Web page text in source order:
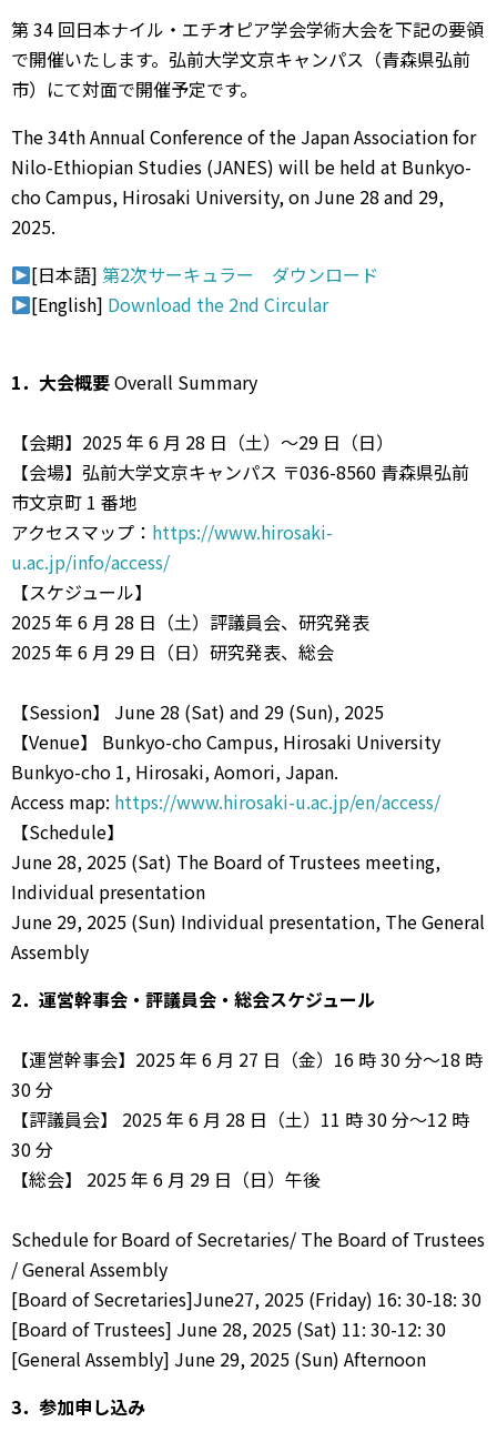
第 34 回⽇本ナイル・エチオピア学会学術⼤会を下記の要領
で開催いたします。弘前⼤学⽂京キャンパス（⻘森県弘前
市）にて対⾯で開催予定です。
The 34th Annual Conference of the Japan Association for
Nilo-Ethiopian Studies (JANES) will be held at Bunkyo-
cho Campus, Hirosaki University, on June 28 and 29,
2025.
[日本語]第2次サーキュラー ダウンロード
[English] Download the 2nd Circular
1．⼤会概要Overall Summary
【会期】2025 年 6 ⽉ 28 ⽇（⼟）〜29 ⽇（⽇）
【会場】弘前⼤学⽂京キャンパス 〒036-8560 ⻘森県弘前
市⽂京町 1 番地
アクセスマップ： https://www.hirosaki-
u.ac.jp/info/access/
【スケジュール】
2025 年 6 ⽉ 28 ⽇（⼟）評議員会、研究発表
2025 年 6 ⽉ 29 ⽇（⽇）研究発表、総会
【Session】 June 28 (Sat) and 29 (Sun), 2025
【Venue】 Bunkyo-cho Campus, Hirosaki University
Bunkyo-cho 1, Hirosaki, Aomori, Japan.
Access map: https://www.hirosaki-u.ac.jp/en/access/
【Schedule】
June 28, 2025 (Sat) The Board of Trustees meeting,
Individual presentation
June 29, 2025 (Sun) Individual presentation, The General
Assembly
2．運営幹事会・評議員会・総会スケジュール
【運営幹事会】2025 年 6 ⽉ 27 ⽇（⾦）16 時 30 分〜18 時
30 分
【評議員会】 2025 年 6 ⽉ 28 ⽇（⼟）11 時 30 分〜12 時
30 分
【総会】 2025 年 6 ⽉ 29 ⽇（⽇）午後
Schedule for Board of Secretaries/ The Board of Trustees
/ General Assembly
[Board of Secretaries]June27, 2025 (Friday) 16: 30-18: 30
[Board of Trustees] June 28, 2025 (Sat) 11: 30-12: 30
[General Assembly] June 29, 2025 (Sun) Afternoon
3．参加申し込み